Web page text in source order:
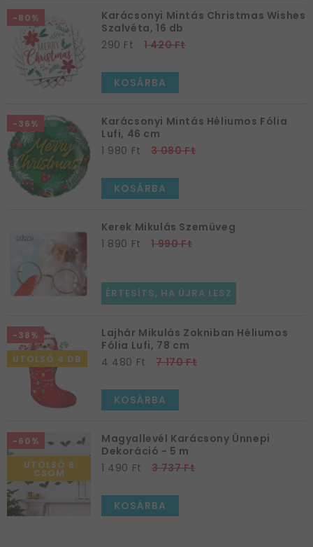
-80%
Karácsonyi Mintás Christmas Wishes
Szalvéta, 16 db
290 Ft
1 420 Ft
KOSÁRBA
-36%
Karácsonyi Mintás Héliumos Fólia
Lufi, 46 cm
1 980 Ft
3 080 Ft
KOSÁRBA
Kerek Mikulás Szemüveg
1 890 Ft
1 990 Ft
ÉRTESÍTS, HA ÚJRA LESZ
-38%
UTOLSÓ 4 DB
Lajhár Mikulás Zokniban Héliumos
Fólia Lufi, 78 cm
4 480 Ft
7 170 Ft
KOSÁRBA
-60%
UTOLSÓ 8
CSOM
Magyallevél Karácsony Ünnepi
Dekoráció - 5 m
1 490 Ft
3 737 Ft
KOSÁRBA